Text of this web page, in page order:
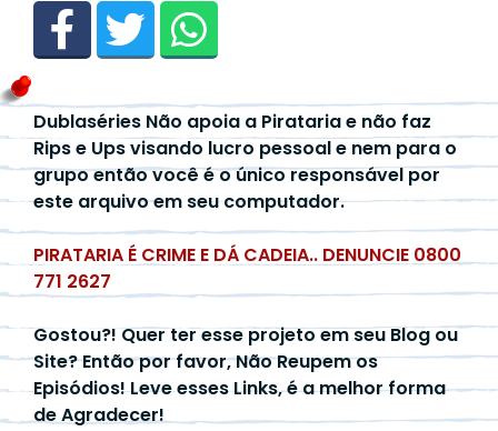
Dublaséries Não apoia a Pirataria e não faz
Rips e Ups visando lucro pessoal e nem para o
grupo então você é o único responsável por
este arquivo em seu computador.
PIRATARIA É CRIME E DÁ CADEIA.. DENUNCIE 0800
771 2627
Gostou?! Quer ter esse projeto em seu Blog ou
Site? Então por favor, Não Reupem os
Episódios! Leve esses Links, é a melhor forma
de Agradecer!